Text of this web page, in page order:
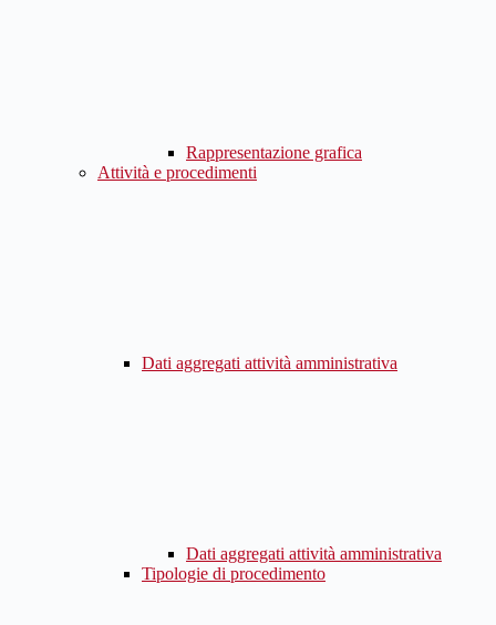
Rappresentazione grafica
Attività e procedimenti
Dati aggregati attività amministrativa
Dati aggregati attività amministrativa
Tipologie di procedimento